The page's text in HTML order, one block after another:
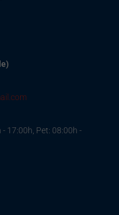
17:00h, Pet: 08:00h -